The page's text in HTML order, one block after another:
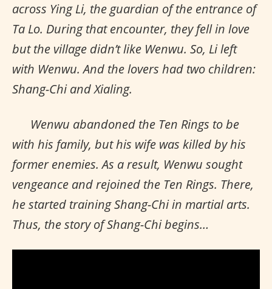
across Ying Li, the guardian of the entrance of
Ta Lo. During that encounter, they fell in love
but the village didn’t like Wenwu. So, Li left
with Wenwu. And the lovers had two children:
Shang-Chi and Xialing.
Wenwu abandoned the Ten Rings to be
with his family, but his wife was killed by his
former enemies. As a result, Wenwu sought
vengeance and rejoined the Ten Rings. There,
he started training Shang-Chi in martial arts.
Thus, the story of Shang-Chi begins…